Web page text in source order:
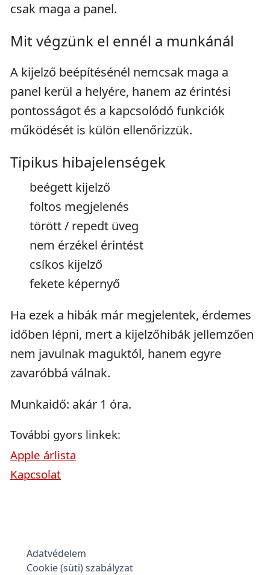
csak maga a panel.
Mit végzünk el ennél a munkánál
A kijelző beépítésénél nemcsak maga a
panel kerül a helyére, hanem az érintési
pontosságot és a kapcsolódó funkciók
működését is külön ellenőrizzük.
Tipikus hibajelenségek
beégett kijelző
foltos megjelenés
törött / repedt üveg
nem érzékel érintést
csíkos kijelző
fekete képernyő
Ha ezek a hibák már megjelentek, érdemes
időben lépni, mert a kijelzőhibák jellemzően
nem javulnak maguktól, hanem egyre
zavaróbbá válnak.
Munkaidő: akár 1 óra.
További gyors linkek:
Apple árlista
Kapcsolat
Adatvédelem
Cookie (süti) szabályzat